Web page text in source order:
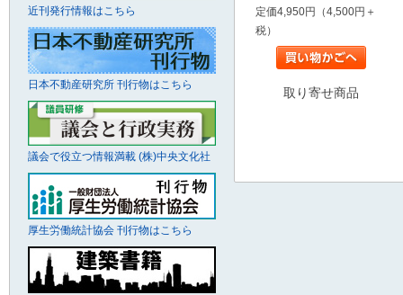
定価4,950円（4,500円＋
税）
取り寄せ商品
近刊発行情報はこちら
日本不動産研究所 刊行物はこちら
議会で役立つ情報満載 (株)中央文化社
厚生労働統計協会 刊行物はこちら